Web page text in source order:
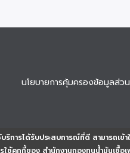
การได้รับประสบการณ์ที่ดี สามารถเข้า
ใช้คุกกี้ของ สำนักงานกองทุนน้ำมันเชื้อ
นโยบายการคุ้มครองข้อมูลส่ว